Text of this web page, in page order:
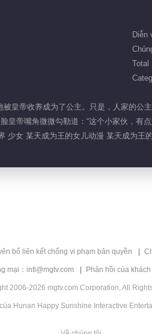
Diễn
Total
皇帝收养成为了公主。只是，人家的
皇帝嘴角微微勾勒道：“这个小家伙，有
少女 某天成为王的女儿动漫 某天成为王
bố liên kết chống vi phạm bản quyền
mại：intl@mgtv.com Phản hồi của
2006-2026 mgtv.com Corporation, All
Hunan Happy Sunshine Interactive